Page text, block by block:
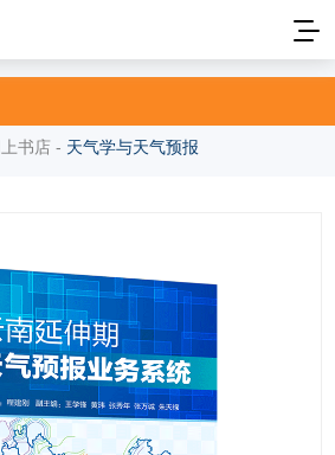
书店 - 天气学与天气预报